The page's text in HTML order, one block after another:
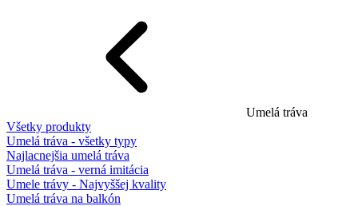
Umelá tráva
Všetky produkty
Umelá tráva - všetky typy
Najlacnejšia umelá tráva
Umelá tráva - verná imitácia
Umele trávy - Najvyššej kvality
Umelá tráva na balkón